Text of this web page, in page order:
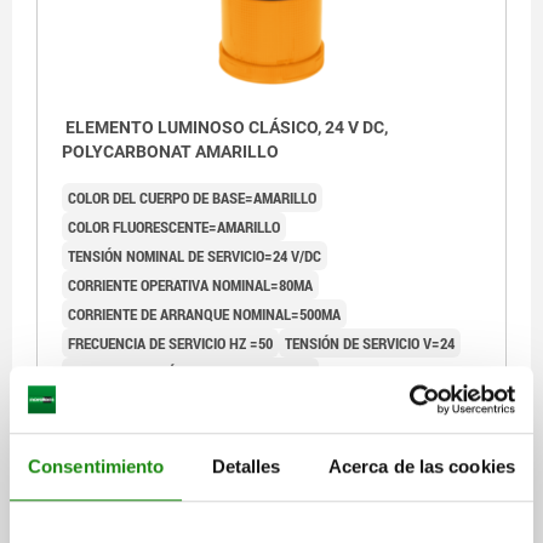
Consentimiento Detalles Acerca de las cookies
ELEMENTO LUMINOSO CLÁSICO, 24 V DC,
POLYCARBONAT AMARILLO
COLOR DEL CUERPO DE BASE=AMARILLO
COLOR FLUORESCENTE=AMARILLO
TENSIÓN NOMINAL DE SERVICIO=24 V/DC
CORRIENTE OPERATIVA NOMINAL=80MA
CORRIENTE DE ARRANQUE NOMINAL=500MA
FRECUENCIA DE SERVICIO HZ =50 TENSIÓN DE SERVICIO V=24
CLASE DE TENSIÓN DE SERVICIO=AC/DC
FRECUENCIA DE PARPADEO=1HZ
PORTALÁMPARAS=LED INTEGRADO
VIDA ÚTIL ÓPTICA=50.000